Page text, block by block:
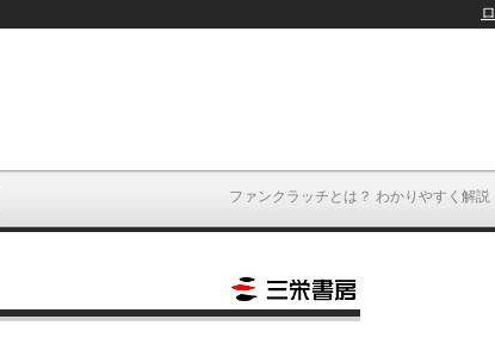
ファンクラッチとは？ わかりやすく解説